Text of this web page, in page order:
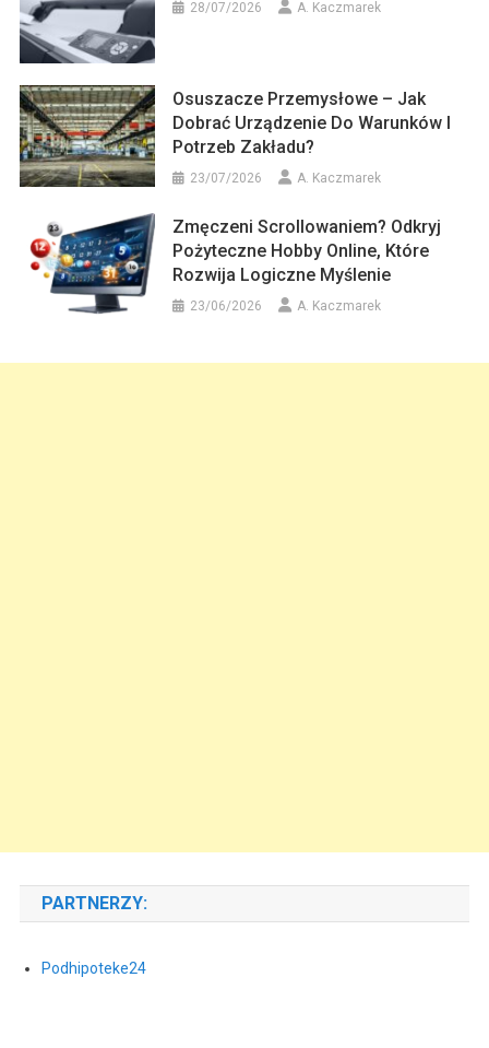
28/07/2026 A. Kaczmarek
Osuszacze Przemysłowe – Jak
Dobrać Urządzenie Do Warunków I
Potrzeb Zakładu?
23/07/2026 A. Kaczmarek
Zmęczeni Scrollowaniem? Odkryj
Pożyteczne Hobby Online, Które
Rozwija Logiczne Myślenie
23/06/2026 A. Kaczmarek
PARTNERZY:
Podhipoteke24